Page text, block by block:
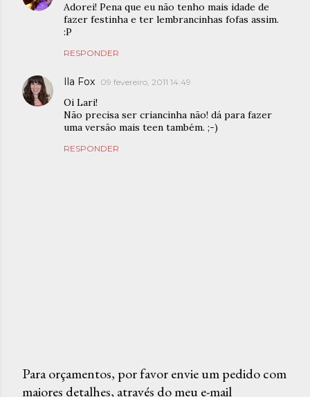
Adorei! Pena que eu não tenho mais idade de
fazer festinha e ter lembrancinhas fofas assim.
:P
RESPONDER
Ila Fox 09 fevereiro, 2011 14:49
Oi Lari!
Não precisa ser criancinha não! dá para fazer
uma versão mais teen também. ;-)
RESPONDER
P
Para orçamentos, por favor envie um pedido com
maiores detalhes, através do meu e-mail